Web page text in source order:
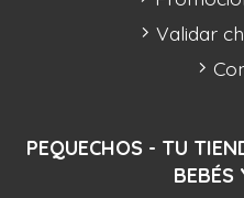
PEQUECHOS - TU
BEBÉS
Validar